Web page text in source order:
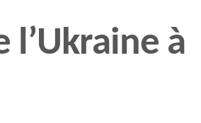
l’Ukraine à